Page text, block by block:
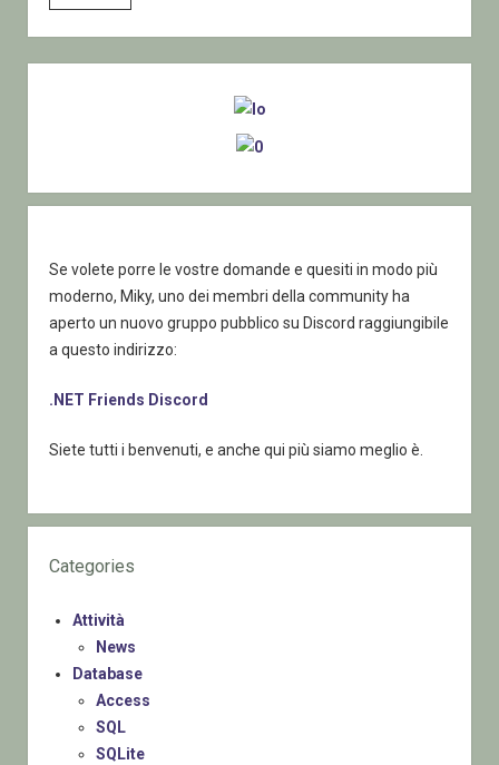
Absolute
Beginners
–
Se volete porre le vostre domande e quesiti in modo più
moderno, Miky, uno dei membri della community ha
aperto un nuovo gruppo pubblico su Discord raggiungibile
a questo indirizzo:
.NET Friends Discord
Siete tutti i benvenuti, e anche qui più siamo meglio è.
Categories
Attività
News
Database
Access
SQL
SQLite